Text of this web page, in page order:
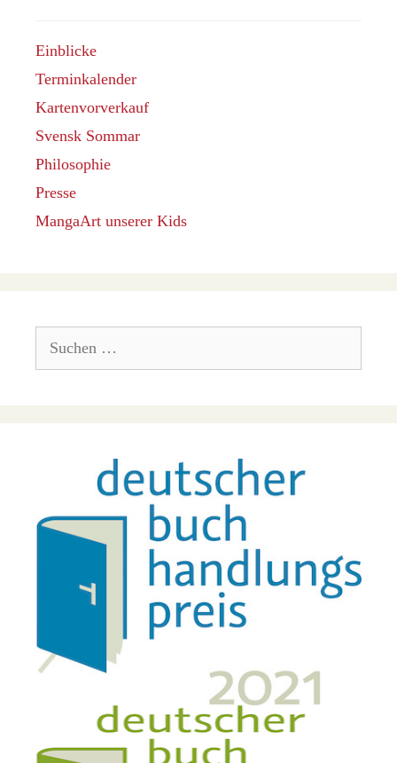
Einblicke
Terminkalender
Kartenvorverkauf
Svensk Sommar
Philosophie
Presse
MangaArt unserer Kids